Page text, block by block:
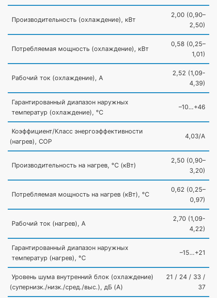
Производительность (охлаждение), кВт
2,00 (0,90–
2,50)
Потребляемая мощность (охлаждение), кВт
0,58 (0,25–
1,01)
Рабочий ток (охлаждение), А
2,52 (1,09-
4,39)
Гарантированный диапазон наружных
температур (охлаждение), °С
–10…+46
Коэффициент/Класс энергоэффективности
(нагрев), COP
4,03/A
Производительность на нагрев, °С (кВт)
2,50 (0,90–
3,20)
Потребляемая мощность на нагрев (кВт), °С
0,62 (0,25–
0,97)
Рабочий ток (нагрев), А
2,70 (1,09-
4,22)
Гарантированный диапазон наружных
температур (нагрев), °С
–15…+21
Уровень шума внутренний блок (охлаждение)
(супернизк./низк./сред./выс.), дБ (A)
21 / 24 / 33 /
37